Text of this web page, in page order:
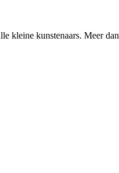
kleine kunstenaars. Meer dan